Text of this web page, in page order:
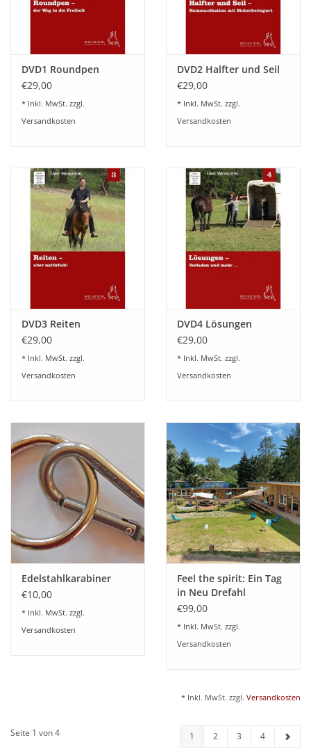
DVD1 Roundpen
€29,00
* Inkl. MwSt. zzgl.
Versandkosten
DVD2 Halfter und Seil
€29,00
* Inkl. MwSt. zzgl.
Versandkosten
DVD3 Reiten
€29,00
* Inkl. MwSt. zzgl.
Versandkosten
DVD4 Lösungen
€29,00
* Inkl. MwSt. zzgl.
Versandkosten
Edelstahlkarabiner
€10,00
* Inkl. MwSt. zzgl.
Versandkosten
Feel the spirit: Ein Tag
in Neu Drefahl
€99,00
* Inkl. MwSt. zzgl.
Versandkosten
* Inkl. MwSt. zzgl. Versandkosten
Seite 1 von 4 1 2 3 4